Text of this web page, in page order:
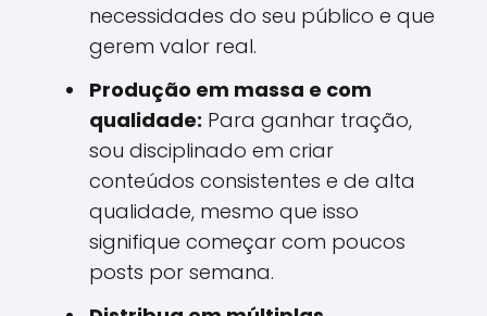
necessidades do seu público e que
gerem valor real.
Produção em massa e com
qualidade: Para ganhar tração,
sou disciplinado em criar
conteúdos consistentes e de alta
qualidade, mesmo que isso
signifique começar com poucos
posts por semana.